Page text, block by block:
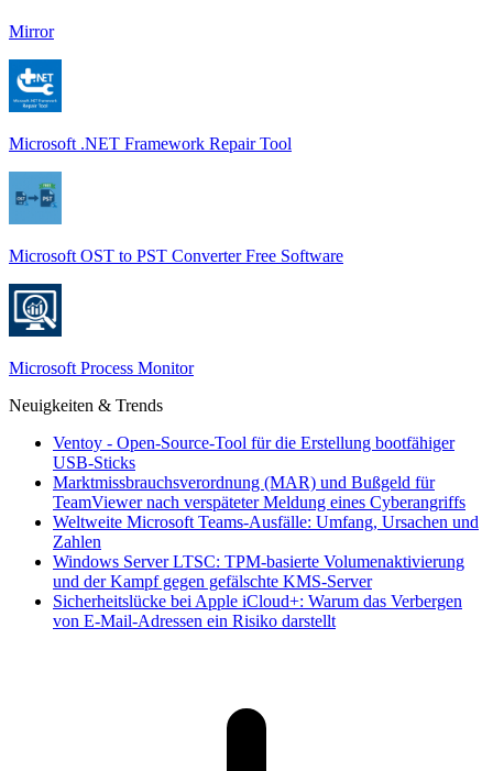
Mirror
Microsoft .NET Framework Repair Tool
Microsoft OST to PST Converter Free Software
Microsoft Process Monitor
Neuigkeiten & Trends
Ventoy - Open-Source-Tool für die Erstellung bootfähiger
USB-Sticks
Marktmissbrauchsverordnung (MAR) und Bußgeld für
TeamViewer nach verspäteter Meldung eines Cyberangriffs
Weltweite Microsoft Teams-Ausfälle: Umfang, Ursachen und
Zahlen
Windows Server LTSC: TPM-basierte Volumenaktivierung
und der Kampf gegen gefälschte KMS-Server
Sicherheitslücke bei Apple iCloud+: Warum das Verbergen
von E-Mail-Adressen ein Risiko darstellt